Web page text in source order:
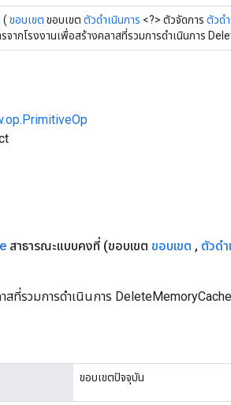
( ขอบเขต ขอบเขต ตัวดำเนินการ <?> ตัวจัดการ ตัวด
จากโรงงานเพื่อสร้างคลาสที่รวมการดำเนินการ
สาธารณะแบบคงที่ (ขอบเขต ขอบเขต , ตัวดำ
สที่รวมการดำเนินการ
ขอบเขตปัจจุบัน